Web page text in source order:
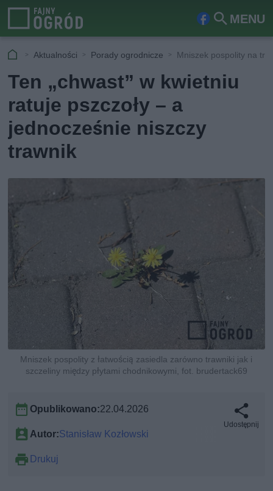
MENU
Fa
ook
Szu
Aktualności Porady ogrodnicze Mniszek pospolity na
Ten „chwast” w kwietniu
ratuje pszczoły – a
jednocześnie niszczy
trawnik
Mniszek pospolity z łatwością zasiedla zarówno trawniki jak i
szczeliny między płytami chodnikowymi, fot. brudertack69
Opublikowano:22.04.2026
Autor:Stanisław Kozłowski
Drukuj
Udostępnij